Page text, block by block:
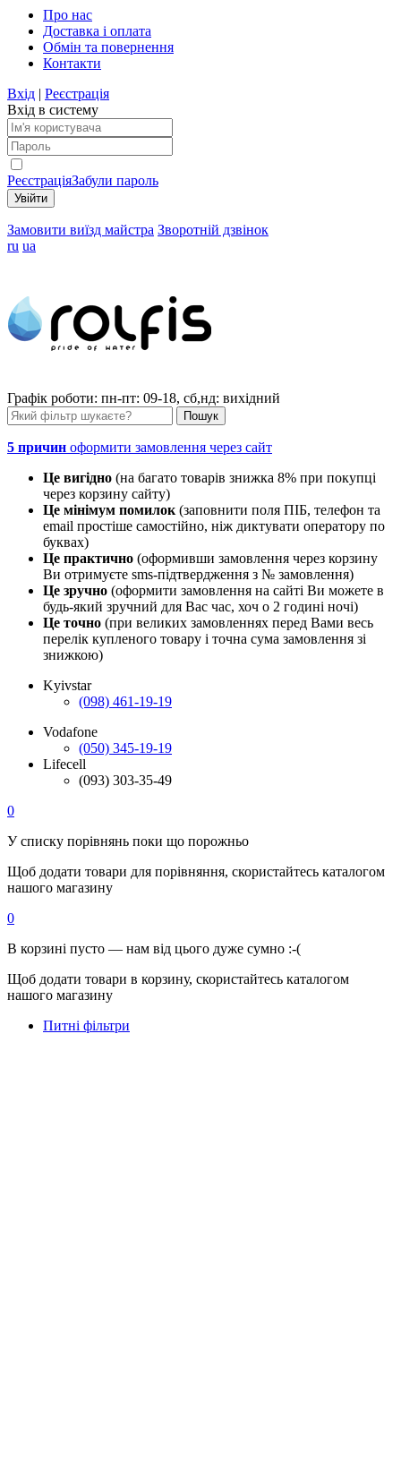
Про нас
Доставка і оплата
Обмін та повернення
Контакти
Вхід | Реєстрація
Вхід в систему
РеєстраціяЗабули пароль
Замовити виїзд майстра Зворотній дзвінок
ru ua
Графік роботи: пн-пт: 09-18, сб,нд: вихідний
5 причин оформити замовлення через сайт
Це вигідно (на багато товарів знижка 8% при покупці
через корзину сайту)
Це мінімум помилок (заповнити поля ПІБ, телефон та
email простіше самостійно, ніж диктувати оператору по
буквах)
Це практично (оформивши замовлення через корзину
Ви отримуєте sms-підтвердження з № замовлення)
Це зручно (оформити замовлення на сайті Ви можете в
будь-який зручний для Вас час, хоч о 2 годині ночі)
Це точно (при великих замовленнях перед Вами весь
перелік купленого товару і точна сума замовлення зі
знижкою)
Kyivstar
(098) 461-19-19
Vodafone
(050) 345-19-19
Lifecell
(093) 303-35-49
0
У списку порівнянь поки що порожньо
Щоб додати товари для порівняння, скористайтесь каталогом
нашого магазину
0
В корзині пусто — нам від цього дуже сумно :-(
Щоб додати товари в корзину, скористайтесь каталогом
нашого магазину
Питні фільтри